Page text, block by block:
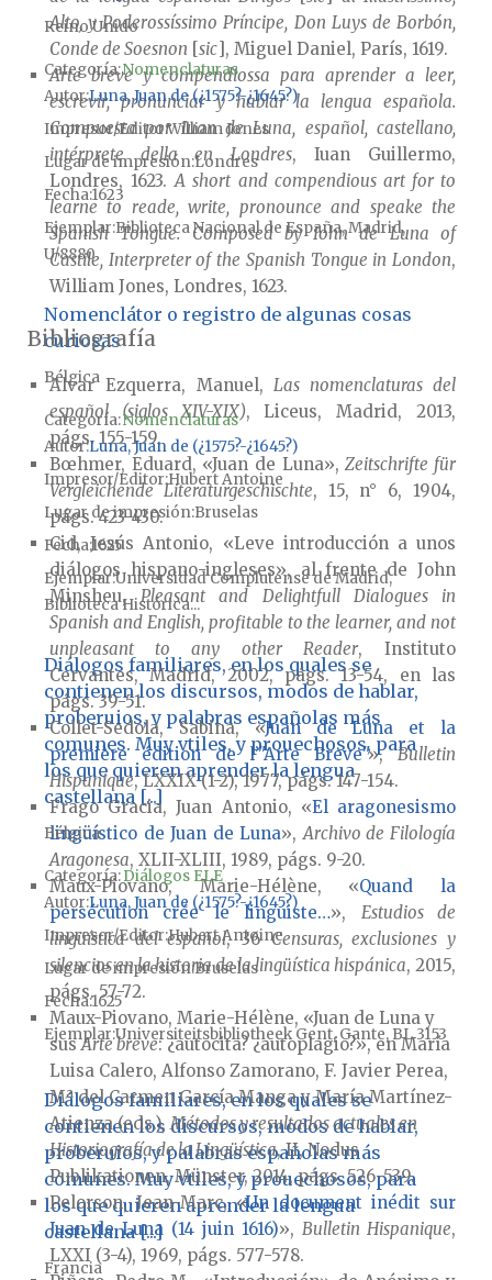
Alto, y Poderossíssimo Príncipe, Don Luys de Borbón,
Conde de Soesnon [sic], Miguel Daniel, París, 1619.
Arte breve y compendiossa para aprender a leer,
escrevir, pronunciar y hablar la lengua española.
Compuesta por Iuan de Luna, español, castellano,
intérprete della en Londres, Iuan Guillermo,
Londres, 1623.A short and compendious art for to
learne to reade, write, pronounce and speake the
Spanish Tongue. Composed by Iohn de Luna of
Castile, Interpreter of the Spanish Tongue in London,
William Jones, Londres, 1623.
Bibliografía
Alvar Ezquerra, Manuel,Las nomenclaturas del
español (siglos XIV-XIX), Liceus, Madrid, 2013,
págs. 155-159.
Bœhmer, Eduard, «Juan de Luna»,Zeitschrifte für
Vergleichende Literaturgeschischte, 15, n° 6, 1904,
págs. 423-430.
Cid, Jesús Antonio, «Leve introducción a unos
diálogos hispano-ingleses», al frente de John
Minsheu,Pleasant and Delightfull Dialogues in
Spanish and English, profitable to the learner, and not
unpleasant to any other Reader, Instituto
Cervantes, Madrid, 2002, págs. 13-54, en las
págs. 39-51.
Collet-Sedola, Sabina, «Juan de Luna et la
première édition de l’"Arte Breve"»,Bulletin
Hispanique, LXXIX (1-2), 1977, págs. 147-154.
Frago Gracia, Juan Antonio, «El aragonesismo
lingüístico de Juan de Luna»,Archivo de Filología
Aragonesa, XLII-XLIII, 1989, págs. 9-20.
Maux-Piovano, Marie-Hélène, «Quand la
persécution crée le linguiste…», Estudios de
lingüística del español, 36Censuras, exclusiones y
silencios en la historia de la lingüística hispánica, 2015,
págs. 57-72.
Maux-Piovano, Marie-Hélène, «Juan de Luna y
susArte breve: ¿autocita? ¿autoplagio?»,en María
Luisa Calero, Alfonso Zamorano, F. Javier Perea,
Mª del Carmen García Manga y María Martínez-
Atienza (eds.),Métodos y resultados actuales en
Historiografía de la Lingüística, II, Nodus
Publikationen, Münster, 2014, págs. 526-539.
Pelorson, Jean-Marc, «Un document inédit sur
Juan de Luna (14 juin 1616)»,Bulletin Hispanique,
LXXI (3-4), 1969, págs. 577-578.
Reino Unido
Categoría:Nomenclaturas
AutorLuna, Juan de (¿1575?-¿1645?)
Impresor/EditorWilliam Jones
Lugar de impresiónLondres
Fecha1623
Ejemplar Biblioteca Nacional de España, Madrid,
U/8880
Nomenclátor o registro de algunas cosas
curiosas
Bélgica
Categoría:Nomenclaturas
AutorLuna, Juan de (¿1575?-¿1645?)
Impresor/Editor Hubert Antoine
Lugar de impresiónBruselas
Fecha1625
EjemplarUniversidad Complutense de Madrid,
Biblioteca Histórica...
Diálogos familiares, en los quales se
contienen los discursos, modos de hablar,
proberuios, y palabras españolas más
comunes. Muy vtiles, y prouechosos, para
los que quieren aprender la lengua
castellana [...]
Bélgica
Categoría:Diálogos ELE
Autor Luna, Juan de (¿1575?-¿1645?)
Impresor/Editor Hubert Antoine
Lugar de impresiónBruselas
Fecha1625
Ejemplar Universiteitsbibliotheek Gent, Gante, BL 3153
Diálogos familiares, en los quales se
contienen los discursos, modos de hablar,
proberuios, y palabras españolas más
comunes. Muy vtiles, y prouechosos, para
los que quieren aprender la lengua
castellana [...]
Francia